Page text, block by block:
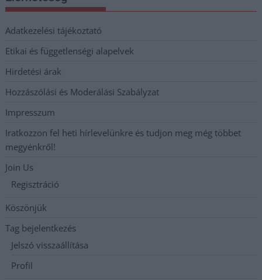
Adatkezelési tájékoztató
Etikai és függetlenségi alapelvek
Hirdetési árak
Hozzászólási és Moderálási Szabályzat
Impresszum
Iratkozzon fel heti hírlevelünkre és tudjon meg még többet
megyénkről!
Join Us
Regisztráció
Köszönjük
Tag bejelentkezés
Jelszó visszaállítása
Profil